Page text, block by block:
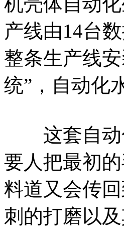
产线由14台
整条生产线
统”，自动化
这套自动
要人把最初
料道又会传
刺的打磨以